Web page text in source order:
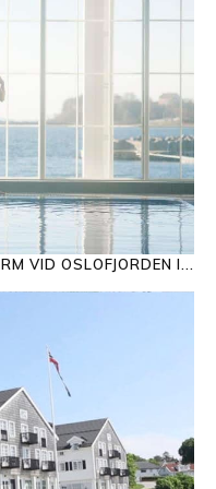
VID OSLOFJORDEN I...